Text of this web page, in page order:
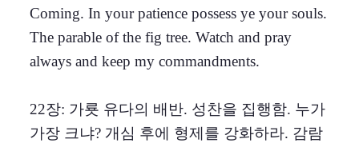
Coming. In your patience possess ye your souls.
The parable of the fig tree. Watch and pray
always and keep my commandments.
22장: 가룟 유다의 배반. 성찬을 집행함. 누가
가장 크냐? 개심 후에 형제를 강화하라. 감람